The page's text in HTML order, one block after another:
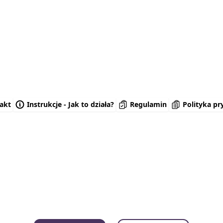
Instrukcje - Jak to działa? Regulamin Polityka